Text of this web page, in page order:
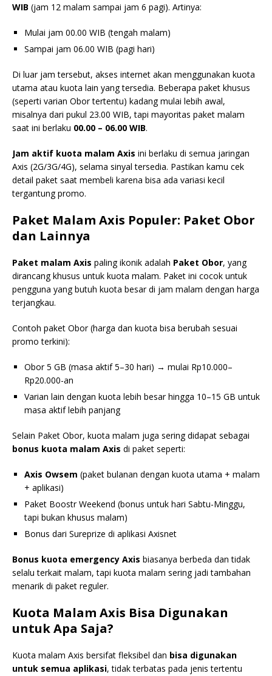
WIB (jam 12 malam sampai jam 6 pagi). Artinya:
Mulai jam 00.00 WIB (tengah malam)
Sampai jam 06.00 WIB (pagi hari)
Di luar jam tersebut, akses internet akan menggunakan kuota
utama atau kuota lain yang tersedia. Beberapa paket khusus
(seperti varian Obor tertentu) kadang mulai lebih awal,
misalnya dari pukul 23.00 WIB, tapi mayoritas paket malam
saat ini berlaku 00.00 – 06.00 WIB.
Jam aktif kuota malam Axis ini berlaku di semua jaringan
Axis (2G/3G/4G), selama sinyal tersedia. Pastikan kamu cek
detail paket saat membeli karena bisa ada variasi kecil
tergantung promo.
Paket Malam Axis Populer: Paket Obor
dan Lainnya
Paket malam Axis paling ikonik adalah Paket Obor, yang
dirancang khusus untuk kuota malam. Paket ini cocok untuk
pengguna yang butuh kuota besar di jam malam dengan harga
terjangkau.
Contoh paket Obor (harga dan kuota bisa berubah sesuai
promo terkini):
Obor 5 GB (masa aktif 5–30 hari) → mulai Rp10.000–
Rp20.000-an
Varian lain dengan kuota lebih besar hingga 10–15 GB untuk
masa aktif lebih panjang
Selain Paket Obor, kuota malam juga sering didapat sebagai
bonus kuota malam Axis di paket seperti:
Axis Owsem (paket bulanan dengan kuota utama + malam
+ aplikasi)
Paket Boostr Weekend (bonus untuk hari Sabtu-Minggu,
tapi bukan khusus malam)
Bonus dari Sureprize di aplikasi Axisnet
Bonus kuota emergency Axis biasanya berbeda dan tidak
selalu terkait malam, tapi kuota malam sering jadi tambahan
menarik di paket reguler.
Kuota Malam Axis Bisa Digunakan
untuk Apa Saja?
Kuota malam Axis bersifat fleksibel dan bisa digunakan
untuk semua aplikasi, tidak terbatas pada jenis tertentu